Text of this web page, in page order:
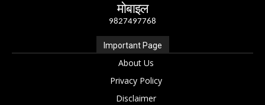
मोबाइल
9827497768
Important Page
About Us
Privacy Policy
Disclaimer